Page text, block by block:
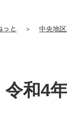
っと ＞ 中央地
令和4